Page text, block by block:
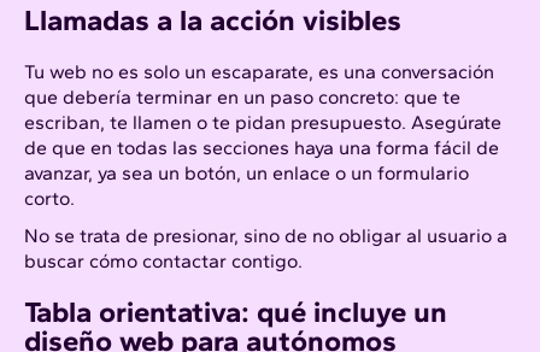
Llamadas a la acción visibles
Tu web no es solo un escaparate, es una conversación
que debería terminar en un paso concreto: que te
escriban, te llamen o te pidan presupuesto. Asegúrate
de que en todas las secciones haya una forma fácil de
avanzar, ya sea un botón, un enlace o un formulario
corto.
No se trata de presionar, sino de no obligar al usuario a
buscar cómo contactar contigo.
Tabla orientativa: qué incluye un
diseño web para autónomos